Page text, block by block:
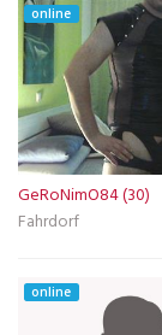
online
GeRoNimO84 (30)
Fahrdorf
online